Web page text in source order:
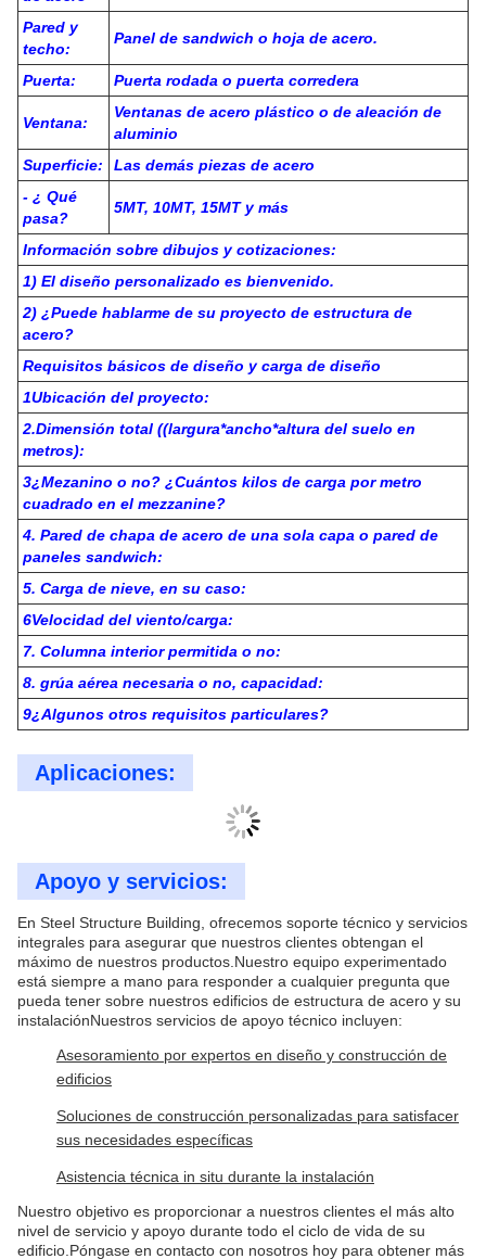
Protección
contra la
oxidación
Pintura galvanizada en caliente o antirruda
Las demás
Acero C o Z laminado en frío, Q355 o Q235
Columna y
haz:
Sección en H soldada o laminada en caliente
Método de
conexión
de la
estructura
de acero
Conexión de soldadura o conexión de pernos
Pared y
techo:
Puerta: Puerta rodada o puerta corredera
Ventana:
Ventanas de acero plástico o de aleación de
aluminio
Superficie:
Las demás piezas de acero
- ¿ Qué
pasa?
5MT, 10MT, 15MT y más
Información sobre dibujos y cotizaciones:
1) El diseño personalizado es bienvenido.
2) ¿Puede hablarme de su proyecto de estructura de
acero?
Requisitos básicos de diseño y carga de diseño
1Ubicación del proyecto:
2.Dimensión total ((largura*ancho*altura del suelo en
metros):
3¿Mezanino o no? ¿Cuántos kilos de carga por metro
4. Pared de chapa de acero de una sola capa o pared de
5. Carga de nieve, en su caso:
6Velocidad del viento/carga:
7. Columna interior permitida o no:
8. grúa aérea necesaria o no, capacidad:
9¿Algunos otros requisitos particulares?
Aplicaciones:
Apoyo y servicios:
En Steel Structure Building, ofrecemos soporte técnico y servicios
integrales para asegurar que nuestros clientes obtengan el